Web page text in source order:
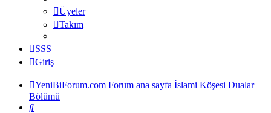
Üyeler
Takım
SSS
Giriş
YeniBiForum.com Forum ana sayfa İslami Köşesi Dualar
Bölümü
Ara